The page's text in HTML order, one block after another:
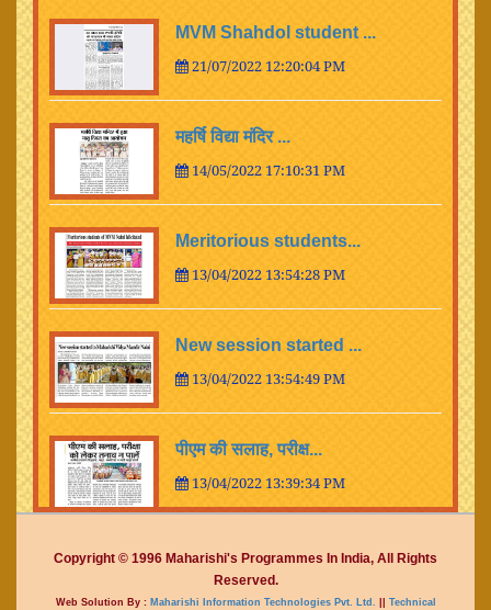
MVM Shahdol student ...
21/07/2022 12:20:04 PM
महर्षि विद्या मंदिर ...
14/05/2022 17:10:31 PM
Meritorious students...
13/04/2022 13:54:28 PM
New session started ...
13/04/2022 13:54:49 PM
पीएम की सलाह, परीक्ष...
13/04/2022 13:39:34 PM
महर्षि विद्या मंदिर...
28/03/2022 12:52:23 PM
Copyright © 1996 Maharishi's Programmes In India, All Rights
Reserved.
Web Solution By :Maharishi Information Technologies Pvt. Ltd. || Technical